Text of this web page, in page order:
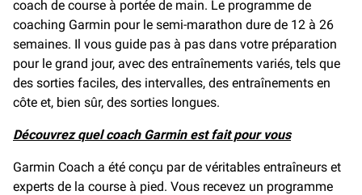
coach de course à portée de main. Le programme de
coaching Garmin pour le semi-marathon dure de 12 à 26
semaines. Il vous guide pas à pas dans votre préparation
pour le grand jour, avec des entraînements variés, tels que
des sorties faciles, des intervalles, des entraînements en
côte et, bien sûr, des sorties longues.
Découvrez quel coach Garmin est fait pour vous
Garmin Coach a été conçu par de véritables entraîneurs et
experts de la course à pied. Vous recevez un programme